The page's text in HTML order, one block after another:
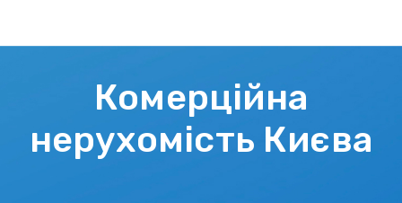
Комерційна
нерухомість Києва